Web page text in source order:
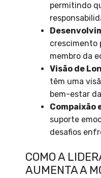
permitindo
crescimento
membro da
Visão de
têm uma
bem-estar
Compaixão
suporte
desafios
COMO A
AUMENTA A